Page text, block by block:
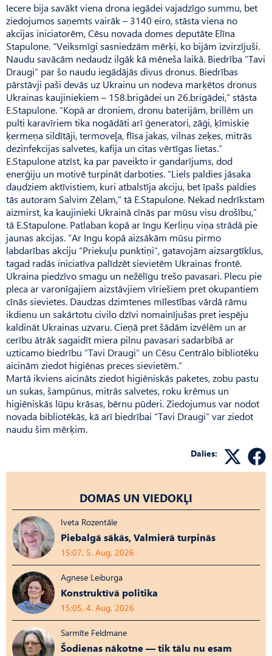
Iecere bija savākt viena drona iegādei vajadzīgo summu, bet
ziedojumos saņemts vairāk – 3140 eiro, stāsta viena no
akcijas iniciatorēm, Cēsu novada domes deputāte Elīna
Stapulone. “Veiksmīgi sasniedzām mērķi, ko bijām izvirzījuši.
Naudu savācām nedaudz ilgāk kā mēneša laikā. Biedrība “Tavi
Draugi” par šo naudu iegādājās divus dronus. Biedrības
pārstāvji paši devās uz Ukrainu un nodeva marķētos dronus
Ukrainas kaujiniekiem – 158.brigādei un 26.brigādei,” stāsta
E.Stapulone. “Ko­pā ar droniem, dronu baterijām, brillēm un
pulti karavīriem tika nogādāti arī ģeneratori, zāģi, ķīmiskie
ķermeņa sildītāji, termoveļa, flīsa jakas, vilnas zeķes, mitrās
dezinfekcijas salvetes, kafija un citas vērtīgas lietas.”
E.Stapulone atzīst, ka par paveikto ir gandarījums, dod
enerģiju un motivē turpināt darboties. “Liels paldies jāsaka
daudziem aktīvistiem, kuri atbalstīja akciju, bet īpašs paldies
tās autoram Salvim Zēlam,” tā E.Stapu­lone. Nekad nedrīkstam
aizmirst, ka kaujinieki Ukrainā cīnās par mūsu visu drošību,”
tā E.Sta­pulone. Patlaban kopā ar Ingu Kerliņu viņa strādā pie
jaunas akcijas. “Ar Ingu kopā aizsākām mūsu pirmo
labdarības akciju “Priekuļu punktiņi”, gatavojām aizsargtīklus,
tagad radās iniciatīva palīdzēt sievietēm Ukrainas frontē.
Ukraina piedzīvo smagu un nežēlīgu trešo pavasari. Plecu pie
pleca ar varonīgajiem aizstāvjiem vīriešiem pret okupantiem
cīnās sievietes. Daudzas dzimtenes mīlestības vārdā rāmu
ikdienu un sakārtotu civilo dzīvi nomainījušas pret iespēju
kaldināt Ukrainas uzvaru. Cieņā pret šādām izvēlēm un ar
cerību ātrāk sagaidīt miera pilnu pavasari sadarbībā ar
uzticamo biedrību “Tavi Draugi” un Cēsu Centrālo bibliotēku
aicinām ziedot higiēnas preces sievietēm.”
Martā ikviens aicināts ziedot higiēniskās paketes, zobu pastu
un sukas, šampūnus, mitrās salvetes, roku krēmus un
higiēniskās lūpu krāsas, bērnu pūderi. Ziedojumus var nodot
novada bibliotēkās, kā arī biedrībai “Tavi Draugi” var ziedot
naudu šim mērķim.
Dalies:
DOMAS UN VIEDOKĻI
Iveta Rozentāle
Piebalgā sākās, Valmierā turpinās
15:07, 5. Aug, 2026
Agnese Leiburga
Konstruktīvā politika
15:05, 4. Aug, 2026
Sarmīte Feldmane
Šodienas nākotne — tik tālu nu esam